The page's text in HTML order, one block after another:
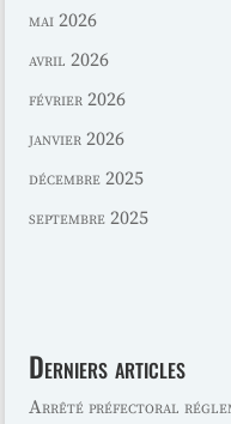
mai 2026
avril 2026
février 2026
janvier 2026
décembre 2025
septembre 2025
Derniers articles
Arrêté préfectoral